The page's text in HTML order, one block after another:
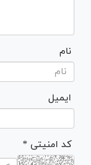
نام
ایمیل
* کد امنیتی